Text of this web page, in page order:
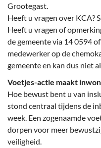
Grootegast.
Heeft u vragen over KCA?
Heeft u vragen of
de gemeente via 14 0594 of
medewerker op de
gemeente en kan dus niet
Voetjes-actie maakt
Hoe bewust bent u van
stond centraal tijdens de
week. Een zogenaamde
dorpen voor meer
veiligheid.